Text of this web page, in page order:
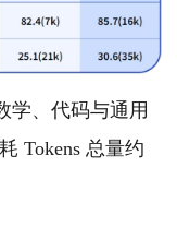
学、代码与通用
Tokens 总量约